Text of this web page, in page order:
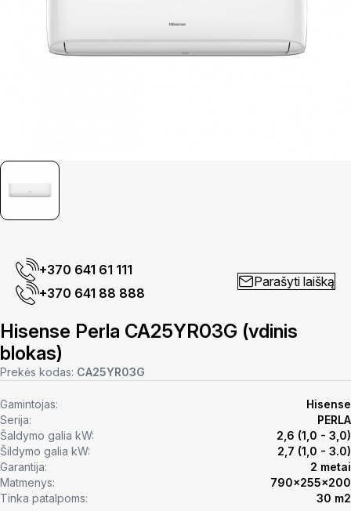
+370 641 61 111
+370 641 88 888
Parašyti laišką
Hisense Perla CA25YR03G (vdinis
blokas)
Prekės kodas: CA25YR03G
Gamintojas:
Hisense
Serija:
PERLA
Šaldymo galia kW:
2,6 (1,0 - 3,0)
Šildymo galia kW:
2,7 (1,0 - 3.0)
Garantija:
2 metai
Matmenys:
790x255x200
Tinka patalpoms:
30 m2